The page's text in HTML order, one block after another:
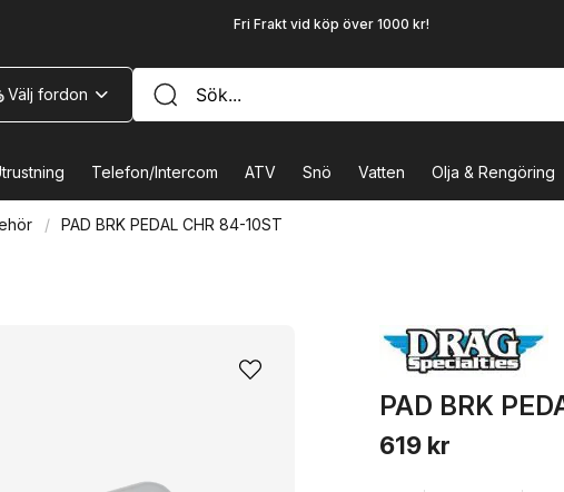
Fri Frakt vid köp över 1000 kr!
Välj fordon
Telefon/Intercom ATV Snö Vatten Olja & Rengöring
PAD BRK PEDAL CHR 84-10ST
PAD BRK
619 kr